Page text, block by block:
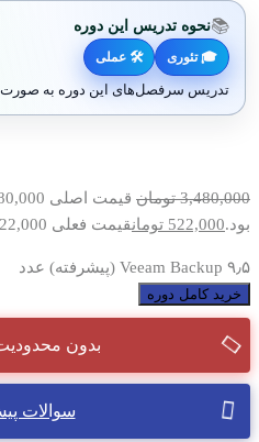
📚نحوه تدریس این دوره
🎓 تئوری 🛠 عملی
تدریس سرفصل‌های این دوره به صورت
3,480,000 تومان
بود.522,000 تومانقیمت فعلی 522,000 تومان است.
۹٫۵ Veeam Backup (پیشرفته) عدد
خرید کامل دوره
بدون
سوالات